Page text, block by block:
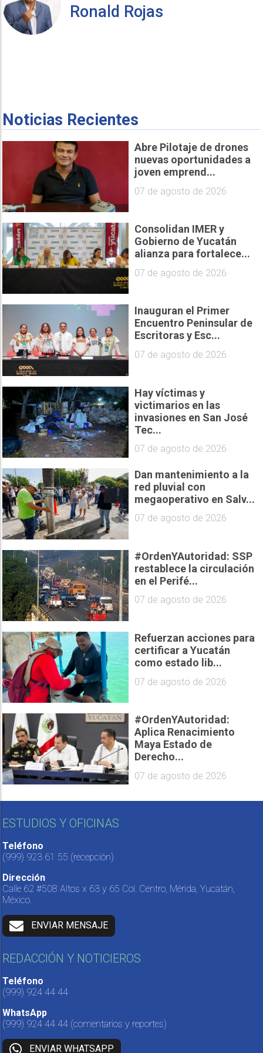
Ronald Rojas
Noticias Recientes
Abre Pilotaje de drones
nuevas oportunidades a
joven emprend...
07 de agosto de 2026
Consolidan IMER y
Gobierno de Yucatán
alianza para fortalece...
07 de agosto de 2026
Inauguran el Primer
Encuentro Peninsular de
Escritoras y Esc...
07 de agosto de 2026
Hay víctimas y
victimarios en las
invasiones en San José
Tec...
07 de agosto de 2026
Dan mantenimiento a la
red pluvial con
megaoperativo en Salv...
07 de agosto de 2026
#OrdenYAutoridad: SSP
restablece la circulación
en el Perifé...
07 de agosto de 2026
Refuerzan acciones para
certificar a Yucatán
como estado lib...
07 de agosto de 2026
#OrdenYAutoridad:
Aplica Renacimiento
Maya Estado de
Derecho...
07 de agosto de 2026
ESTUDIOS Y OFICINAS
Teléfono
(999) 923 61 55 (recepción)
Dirección
Calle 62 #508 Altos x 63 y 65 Col. Centro, Mérida, Yucatán,
México.
ENVIAR MENSAJE
REDACCIÓN Y NOTICIEROS
Teléfono
(999) 924 44 44
WhatsApp
(999) 924 44 44 (comentarios y reportes)
ENVIAR WHATSAPP